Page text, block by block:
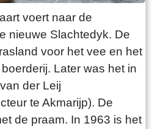
en begrafenissen.
dorpsbewoners bij
om beurtelings
het oude jaar uit te
tijdstip rond de kerk
hele en halve uren te
vérdragende klank.
voert naar de
nieuwe Slachtedyk. De
voor het vee en het
Later was het in
der Leij
te Akmarijp). De
de praam. In 1963 is het